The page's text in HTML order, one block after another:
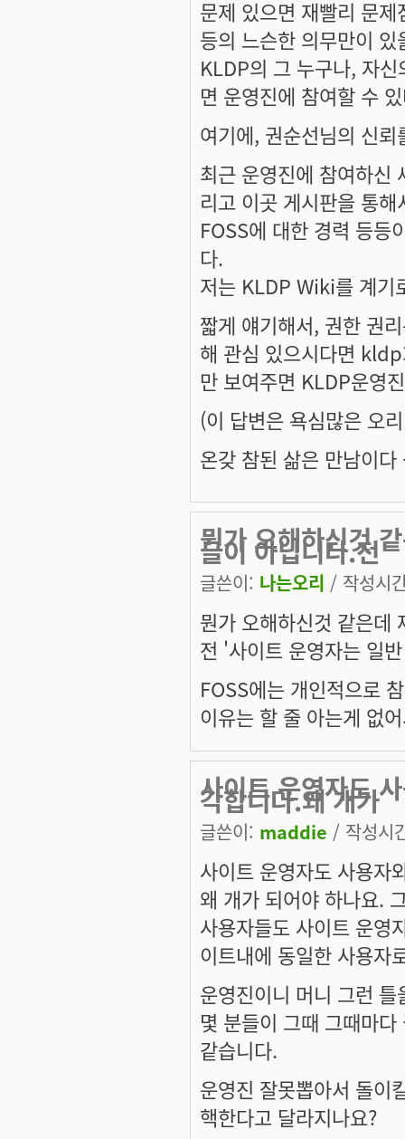
문제 있으면 재빨리 문
등의 느슨한 의무만이 있
KLDP의 그 누구나, 자
면 운영진에 참여할 수
여기에, 권순선님의 신
최근 운영진에 참여하
리고 이곳 게시판을 통
FOSS에 대한 경력 등등
다.
저는 KLDP Wiki를 계기
짧게 얘기해서, 권한 권
해 관심 있으시다면
만 보여주면 KLDP운영
(이 답변은 욕심많은 오
온갖 참된 삶은 만남이
뭔가 오해하신것
글이 아닙니다.전
글쓴이: 나는오리 / 작성시
뭔가 오해하신것 같은데
전 '사이트 운영자는 일
FOSS에는 개인적으로
이유는 할 줄 아는게 없
사이트 운영자도
각합니다.왜 개가
글쓴이: maddie / 작성시
사이트 운영자도 사용자
왜 개가 되어야 하나요.
사용자들도 사이트 운영
이트내에 동일한 사용자
운영진이니 머니 그런
몇 분들이 그때 그때마
같습니다.
운영진 잘못뽑아서 돌이
핵한다고 달라지나요?